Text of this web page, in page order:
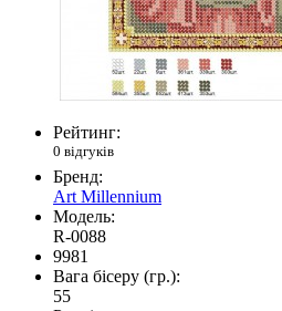
Рейтинг:
0 відгуків
Бренд:
Art Millennium
Модель:
R-0088
9981
Вага бісеру (гр.):
55